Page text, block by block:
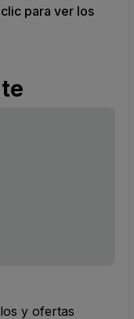
para ver los
y ofertas